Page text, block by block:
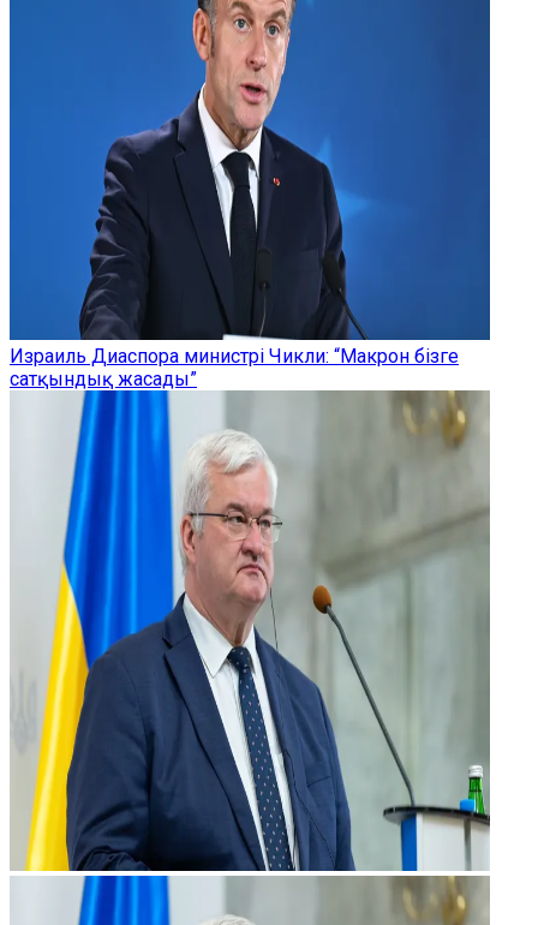
Израиль Диаспора министрі Чикли: “Макрон бізге
сатқындық жасады”